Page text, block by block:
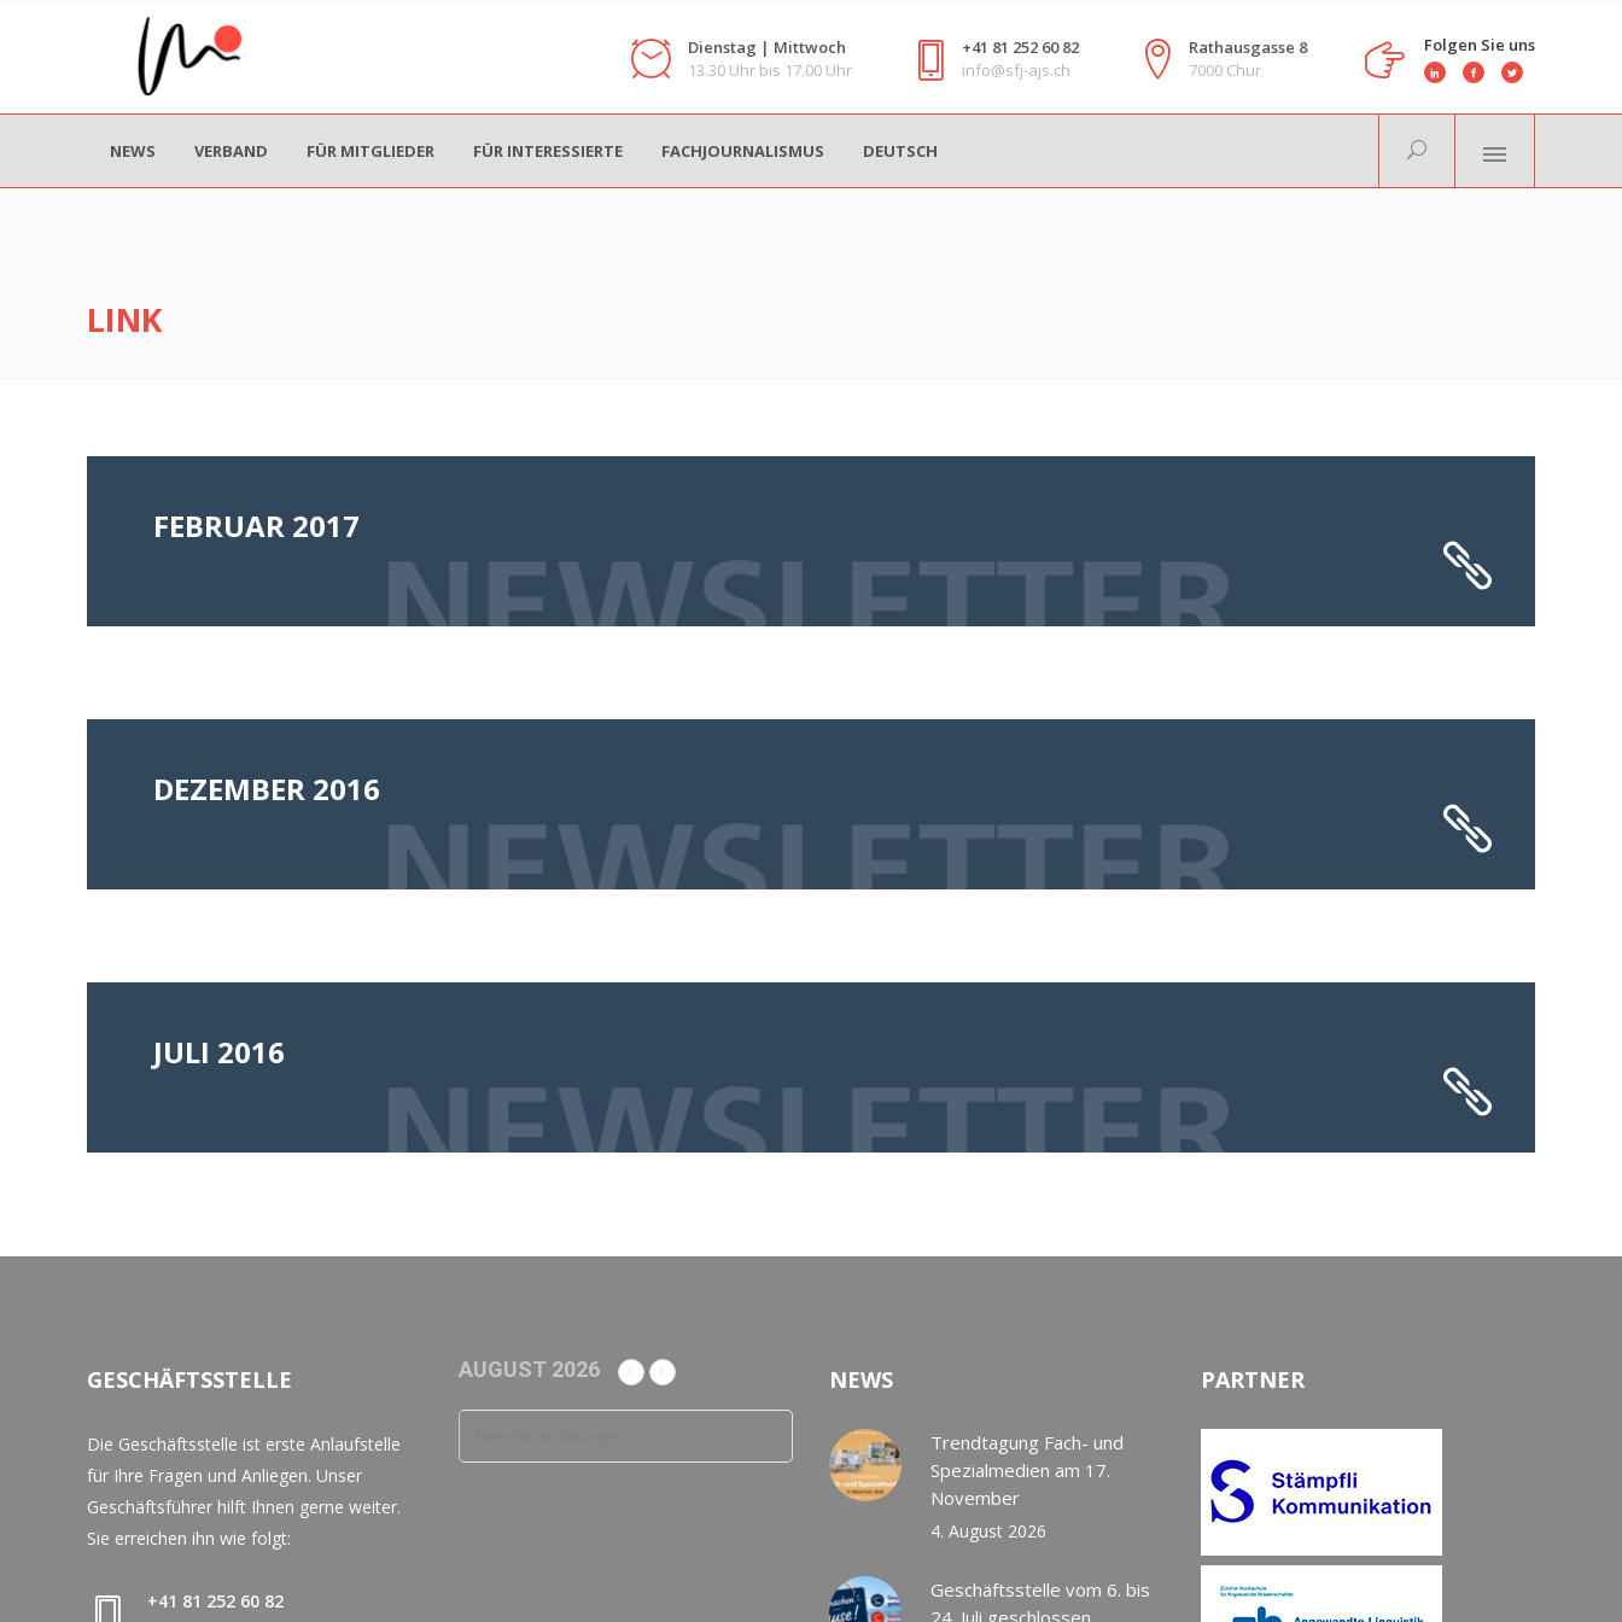
Dienstag | Mittwoch
13.30 Uhr bis 17.00 Uhr
+41 81 252 60 82
info@sfj-ajs.ch
Rathausgasse 8
7000 Chur
Folgen Sie uns
NEWS VERBAND FÜR MITGLIEDER FÜR INTERESSIERTE FACHJOURNALISMUS DEUTSCH
LINK
FEBRUAR 2017
DEZEMBER 2016
JULI 2016
GESCHÄFTSSTELLE
Die Geschäftsstelle ist erste Anlaufstelle
für Ihre Fragen und Anliegen. Unser
Geschäftsführer hilft Ihnen gerne weiter.
Sie erreichen ihn wie folgt:
+41 81 252 60 82
AUGUST 2026 NEWS
Trendtagung Fach- und
Spezialmedien am 17.
November
4. August 2026
Geschäftsstelle vom 6. bis
24. Juli geschlossen
PARTNER